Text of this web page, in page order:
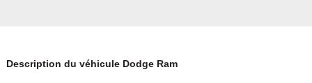
Description du véhicule Dodge Ram